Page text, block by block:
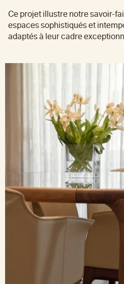
Ce projet illustre notre savoir-
espaces sophistiqués et
adaptés à leur cadre